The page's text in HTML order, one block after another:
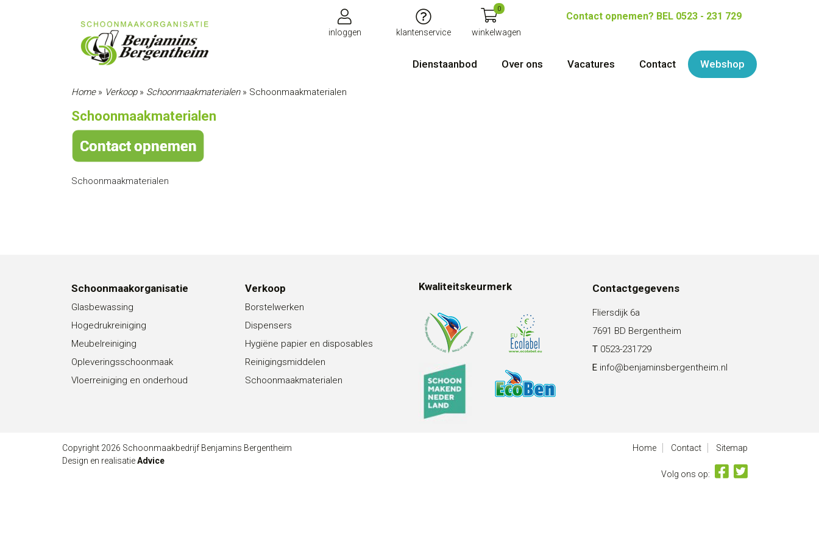
inloggen klantenservice
0
winkelwagen
Contact opnemen? BEL 0523 - 231 729
Dienstaanbod Over ons Vacatures Contact Webshop
Home» Verkoop» Schoonmaakmaterialen» Schoonmaakmaterialen
Schoonmaakmaterialen
Schoonmaakmaterialen
Schoonmaakorganisatie
Glasbewassing
Hogedrukreiniging
Meubelreiniging
Opleveringsschoonmaak
Vloerreiniging en onderhoud
Verkoop
Borstelwerken
Dispensers
Hygiëne papier en disposables
Reinigingsmiddelen
Schoonmaakmaterialen
Kwaliteitskeurmerk Contactgegevens
Fliersdijk 6a
7691 BD Bergentheim
T 0523-231729
E info@benjaminsbergentheim.nl
Copyright 2026 Schoonmaakbedrijf Benjamins Bergentheim
Design en realisatieAdvice
Home Contact Sitemap
Volg ons op: